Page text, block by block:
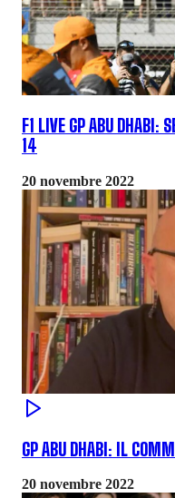
F1 LIVE GP ABU DHABI:
14
20 novembre 2022
GP ABU DHABI: IL
20 novembre 2022